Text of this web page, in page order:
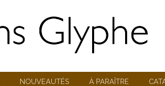
NOUVEAUTÉS À PARAÎTRE